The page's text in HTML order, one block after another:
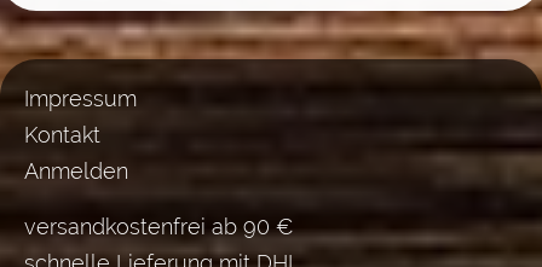
Impressum
Kontakt
Anmelden
versandkostenfrei ab 90 €